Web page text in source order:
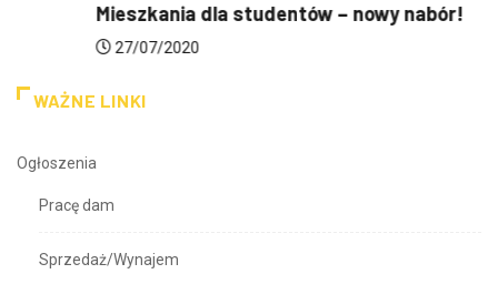
Mieszkania dla studentów – nowy nabór!
27/07/2020
WAŻNE LINKI
Ogłoszenia
Pracę dam
Sprzedaż/Wynajem